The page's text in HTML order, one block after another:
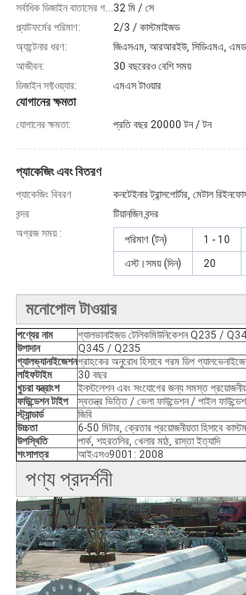
সর্বাধিক ডিজাইন বাতাসের গতি:32 মি / সে
প্ল্যাটফর্মের পরিমাণ:
2/3 / কাস্টমাইজড
অ্যান্টেনার ধরণ:
জিএসএম, আরআরইউ, সিডিএমএ,
আজীবন:
30 বছরেরও বেশি সময়
ডিজাইন সফ্টওয়্যার:
এমএস টাওয়ার
যোগানের ক্ষমতা
যোগানের ক্ষমতা: প্রতি বছর 20000 টন / টন
প্যাকেজিং এবং বিতরণ
প্যাকেজিং বিবরণ
বন্দর
টিয়ানজিন বন্দর
অগ্রজ সময় :
পরিমাণ (টন) 1 - 10
এস্ট।সময় (দিন)
20
মনোপোল টাওয়ার
পণ্যের নাম
গ্যালভানাইজড টেলিকমিউনিকেশন Q235 /
উপাদান
Q345 / Q235
গ্যালভ্যানাইজেশনগ্রাহকের অনুরোধ হিসাবে গরম ডিপ
লাইফটাইম
30 বছর
খুচরা যন্ত্রাংশ
ইনস্টলেশন এবং সংযোগের জন্য সমস্ত
ফাউন্ডেশন টাইপ
স্বতন্ত্র ভিত্তি / ভেলা ফাউন্ডেশন / পাইল
স্ট্যান্ডার্ড
জিবি
উচ্চতা
6-50 মিটার, ক্রেতার প্রয়োজনীয়তা হিসাবে
উপস্থিতি
পার্ক, শহরতলির, খেলার মাঠ, রাস্তা ইত্যাদি
শংসাপত্র
আইএসও9001: 2008
পণ্য প্রদর্শনী